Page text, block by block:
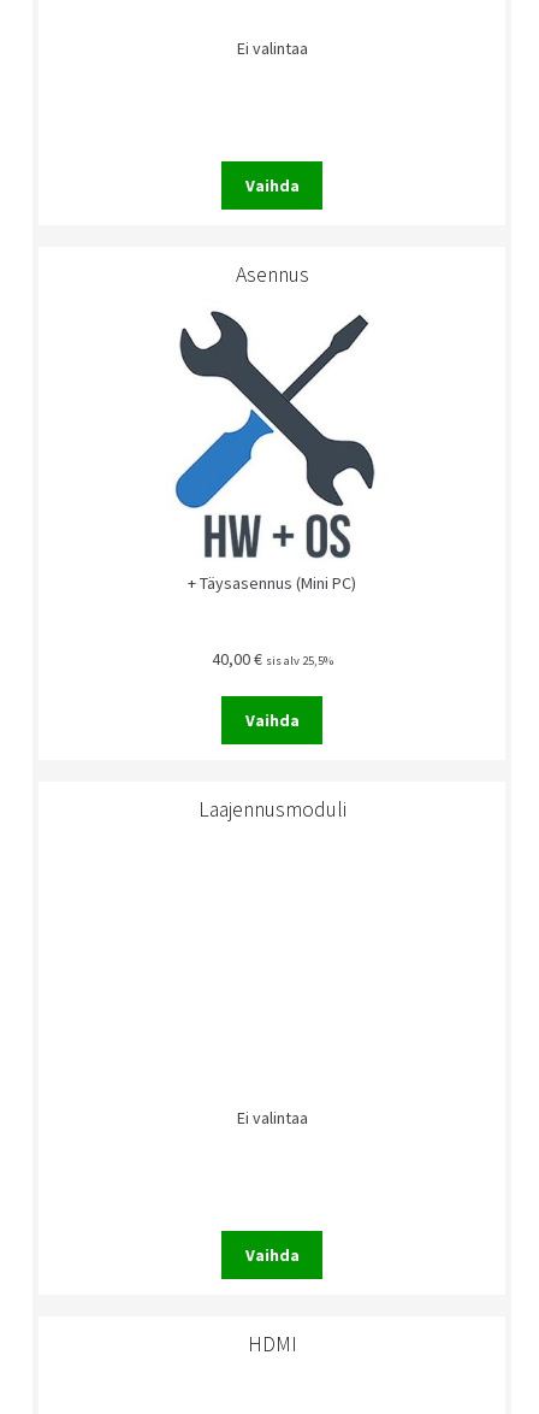
Ei valintaa
Vaihda
Asennus
+ Täysasennus (Mini PC)
40,00€ sis alv 25,5%
Vaihda
Laajennusmoduli
Ei valintaa
Vaihda
HDMI